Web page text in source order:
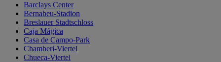
Barclays Center
Bernabeu-Stadion
Breslauer Stadtschloss
Caja Mágica
Casa de Campo-Park
Chamberi-Viertel
Chueca-Viertel